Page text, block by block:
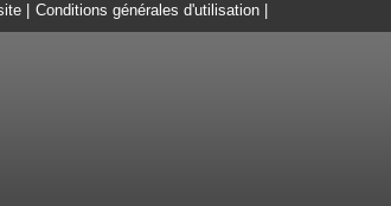
Conditions générales d'utilisation